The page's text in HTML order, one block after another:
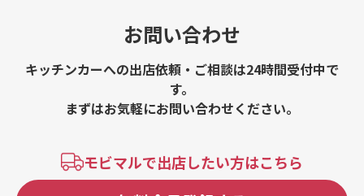
お問い合わせ
キッチンカーへの出店依頼・ご相談は24時間受付中で
す。
まずはお気軽にお問い合わせください。
モビマルで出店したい方はこちら